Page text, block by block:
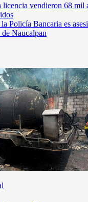
licencia vendieron 68 mil
Policía Bancaria es
Naucalpan